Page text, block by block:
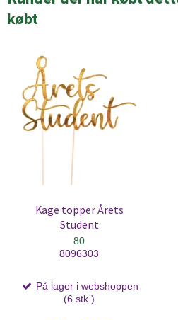
købt
Kage topper Årets
Student
80
8096303
På lager i webshoppen
(6 stk.)